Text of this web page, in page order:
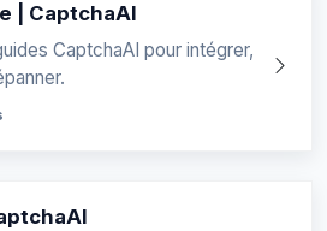
| CaptchaAI
CaptchaAI pour intégrer,